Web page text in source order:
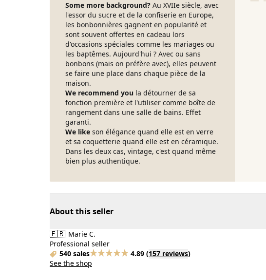
Some more background? Au XVIIe siècle, avec
l'essor du sucre et de la confiserie en Europe,
les bonbonnières gagnent en popularité et
sont souvent offertes en cadeau lors
d'occasions spéciales comme les mariages ou
les baptêmes. Aujourd'hui ? Avec ou sans
bonbons (mais on préfère avec), elles peuvent
se faire une place dans chaque pièce de la
maison.
We recommend you la détourner de sa
fonction première et l'utiliser comme boîte de
rangement dans une salle de bains. Effet
garanti.
We like son élégance quand elle est en verre
et sa coquetterie quand elle est en céramique.
Dans les deux cas, vintage, c'est quand même
bien plus authentique.
About this seller
🇫🇷 Marie C.
Professional seller
540 sales
4.89 (157 reviews)
See the shop